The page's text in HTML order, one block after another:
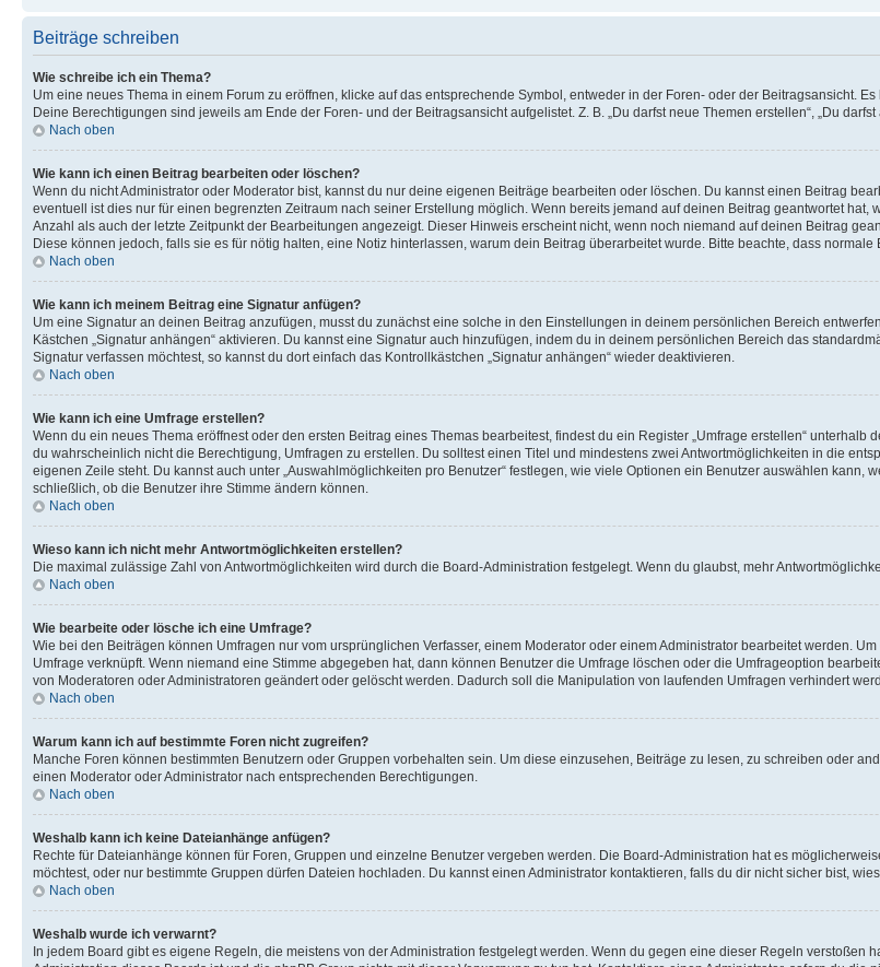
Beiträge schreiben
Wie schreibe ich ein Thema?
Um eine neues Thema in einem Forum zu eröffnen, klicke auf das entsprechende Symbol, entweder in der Foren- oder der Beitragsansicht.
Deine Berechtigungen sind jeweils am Ende der Foren- und der Beitragsansicht aufgelistet. Z. B. „Du darfst neue Themen erstellen“, „Du
Nach oben
Wie kann ich einen Beitrag bearbeiten oder löschen?
Wenn du nicht Administrator oder Moderator bist, kannst du nur deine eigenen Beiträge bearbeiten oder löschen. Du kannst einen Beitrag
eventuell ist dies nur für einen begrenzten Zeitraum nach seiner Erstellung möglich. Wenn bereits jemand auf deinen Beitrag geantwortet
Anzahl als auch der letzte Zeitpunkt der Bearbeitungen angezeigt. Dieser Hinweis erscheint nicht, wenn noch niemand auf deinen Beitrag
Diese können jedoch, falls sie es für nötig halten, eine Notiz hinterlassen, warum dein Beitrag überarbeitet wurde. Bitte beachte, dass
Nach oben
Wie kann ich meinem Beitrag eine Signatur anfügen?
Um eine Signatur an deinen Beitrag anzufügen, musst du zunächst eine solche in den Einstellungen in deinem persönlichen Bereich
Kästchen „Signatur anhängen“ aktivieren. Du kannst eine Signatur auch hinzufügen, indem du in deinem persönlichen Bereich das
Signatur verfassen möchtest, so kannst du dort einfach das Kontrollkästchen „Signatur anhängen“ wieder deaktivieren.
Nach oben
Wie kann ich eine Umfrage erstellen?
Wenn du ein neues Thema eröffnest oder den ersten Beitrag eines Themas bearbeitest, findest du ein Register „Umfrage erstellen“
du wahrscheinlich nicht die Berechtigung, Umfragen zu erstellen. Du solltest einen Titel und mindestens zwei Antwortmöglichkeiten in die
eigenen Zeile steht. Du kannst auch unter „Auswahlmöglichkeiten pro Benutzer“ festlegen, wie viele Optionen ein Benutzer auswählen
schließlich, ob die Benutzer ihre Stimme ändern können.
Nach oben
Wieso kann ich nicht mehr Antwortmöglichkeiten erstellen?
Die maximal zulässige Zahl von Antwortmöglichkeiten wird durch die Board-Administration festgelegt. Wenn du glaubst, mehr
Nach oben
Wie bearbeite oder lösche ich eine Umfrage?
Wie bei den Beiträgen können Umfragen nur vom ursprünglichen Verfasser, einem Moderator oder einem Administrator bearbeitet werden.
Umfrage verknüpft. Wenn niemand eine Stimme abgegeben hat, dann können Benutzer die Umfrage löschen oder die Umfrageoption
von Moderatoren oder Administratoren geändert oder gelöscht werden. Dadurch soll die Manipulation von laufenden Umfragen verhindert
Nach oben
Warum kann ich auf bestimmte Foren nicht zugreifen?
Manche Foren können bestimmten Benutzern oder Gruppen vorbehalten sein. Um diese einzusehen, Beiträge zu lesen, zu schreiben oder
einen Moderator oder Administrator nach entsprechenden Berechtigungen.
Nach oben
Weshalb kann ich keine Dateianhänge anfügen?
Rechte für Dateianhänge können für Foren, Gruppen und einzelne Benutzer vergeben werden. Die Board-Administration hat es
möchtest, oder nur bestimmte Gruppen dürfen Dateien hochladen. Du kannst einen Administrator kontaktieren, falls du dir nicht sicher bist,
Nach oben
Weshalb wurde ich verwarnt?
In jedem Board gibt es eigene Regeln, die meistens von der Administration festgelegt werden. Wenn du gegen eine dieser Regeln